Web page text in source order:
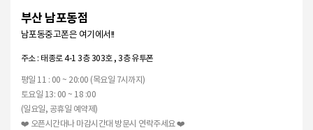
부산 남포동점
남포동중고폰은 여기에서!!
주소 : 태종로 4-1 3층 303호 , 3층 유투폰
평일 11 : 00 ~ 20:00 (목요일 7시까지)
토요일 13: 00 ~ 18 :00
(일요일, 공휴일 예약제)
❤️ 오픈시간대나 마감시간대 방문시 연락주세요 ❤️